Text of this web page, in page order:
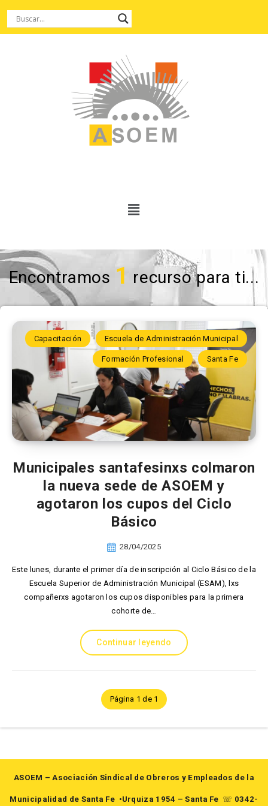
Encontramos 1 recurso para ti...
Capacitación Escuela de Administración Municipal
Formación Profesional Santa Fe
Municipales santafesinxs colmaron
la nueva sede de ASOEM y
agotaron los cupos del Ciclo
Básico
28/04/2025
Este lunes, durante el primer día de inscripción al Ciclo Básico de la
Escuela Superior de Administración Municipal (ESAM), lxs
compañerxs agotaron los cupos disponibles para la primera
cohorte de…
Continuar leyendo
Página 1 de 1
ASOEM – Asociación Sindical de Obreros y Empleados de la
Municipalidad de Santa Fe •Urquiza 1954 – Santa Fe ☏ 0342-